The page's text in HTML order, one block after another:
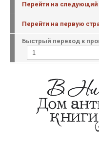
Перейти на следующий
Перейти на первую
Быстрый переход к